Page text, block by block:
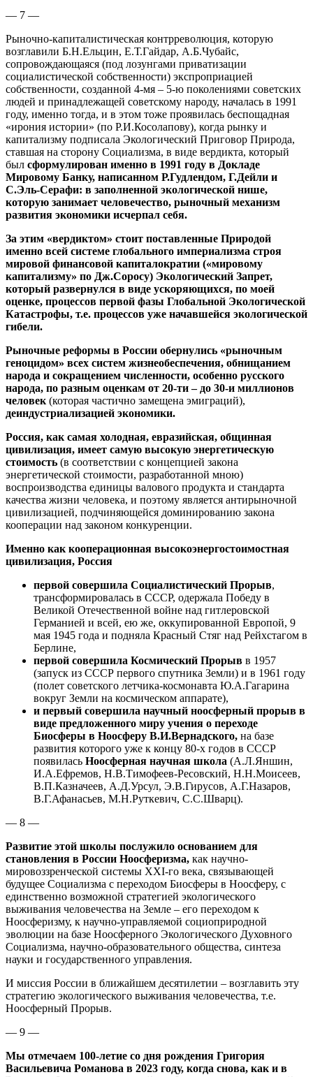
— 7 —
Рыночно-капиталистическая контрреволюция, которую
возглавили Б.Н.Ельцин, Е.Т.Гайдар, А.Б.Чубайс,
сопровождающаяся (под лозунгами приватизации
социалистической собственности) экспроприацией
собственности, созданной 4-мя – 5-ю поколениями советских
людей и принадлежащей советскому народу, началась в 1991
году, именно тогда, и в этом тоже проявилась беспощадная
«ирония истории» (по Р.И.Косолапову), когда рынку и
капитализму подписала Экологический Приговор Природа,
ставшая на сторону Социализма, в виде вердикта, который
был сформулирован именно в 1991 году в Докладе
Мировому Банку, написанном Р.Гудлендом, Г.Дейли и
С.Эль-Серафи: в заполненной экологической нише,
которую занимает человечество, рыночный механизм
развития экономики исчерпал себя.
За этим «вердиктом» стоит поставленные Природой
именно всей системе глобального империализма строя
мировой финансовой капиталократии («мировому
капитализму» по Дж.Соросу) Экологический Запрет,
который развернулся в виде ускоряющихся, по моей
оценке, процессов первой фазы Глобальной Экологической
Катастрофы, т.е. процессов уже начавшейся экологической
гибели.
Рыночные реформы в России обернулись «рыночным
геноцидом» всех систем жизнеобеспечения, обнищанием
народа и сокращением численности, особенно русского
народа, по разным оценкам от 20-ти – до 30-и миллионов
человек (которая частично замещена эмиграций),
деиндустриализацией экономики.
Россия, как самая холодная, евразийская, общинная
цивилизация, имеет самую высокую энергетическую
стоимость (в соответствии с концепцией закона
энергетической стоимости, разработанной мною)
воспроизводства единицы валового продукта и стандарта
качества жизни человека, и поэтому является антирыночной
цивилизацией, подчиняющейся доминированию закона
кооперации над законом конкуренции.
Именно как кооперационная высокоэнергостоимостная
цивилизация, Россия
первой совершила Социалистический Прорыв,
трансформировалась в СССР, одержала Победу в
Великой Отечественной войне над гитлеровской
Германией и всей, ею же, оккупированной Европой, 9
мая 1945 года и подняла Красный Стяг над Рейхстагом в
Берлине,
первой совершила Космический Прорыв в 1957
(запуск из СССР первого спутника Земли) и в 1961 году
(полет советского летчика-космонавта Ю.А.Гагарина
вокруг Земли на космическом аппарате),
и первый совершила научный ноосферный прорыв в
виде предложенного миру учения о переходе
Биосферы в Ноосферу В.И.Вернадского, на базе
развития которого уже к концу 80-х годов в СССР
появилась Ноосферная научная школа (А.Л.Яншин,
И.А.Ефремов, Н.В.Тимофеев-Ресовский, Н.Н.Моисеев,
В.П.Казначеев, А.Д.Урсул, Э.В.Гирусов, А.Г.Назаров,
В.Г.Афанасьев, М.Н.Руткевич, С.С.Шварц).
— 8 —
Развитие этой школы послужило основанием для
становления в России Ноосферизма, как научно-
мировоззренческой системы XXI-го века, связывающей
будущее Социализма с переходом Биосферы в Ноосферу, с
единственно возможной стратегией экологического
выживания человечества на Земле – его переходом к
Ноосферизму, к научно-управляемой социоприродной
эволюции на базе Ноосферного Экологического Духовного
Социализма, научно-образовательного общества, синтеза
науки и государственного управления.
И миссия России в ближайшем десятилетии – возглавить эту
стратегию экологического выживания человечества, т.е.
Ноосферный Прорыв.
— 9 —
Мы отмечаем 100-летие со дня рождения Григория
Васильевича Романова в 2023 году, когда снова, как и в